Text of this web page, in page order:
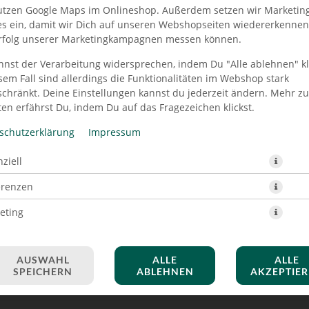
Google Maps im Onlineshop. Außerdem setzen wir
ein, damit wir Dich auf unseren Webshopseiten
unserer Marketingkampagnen messen können.
der Verarbeitung widersprechen, indem Du "Alle ablehnen"
Fall sind allerdings die Funktionalitäten im Webshop stark
Deine Einstellungen kannst du jederzeit ändern. Mehr
erfährst Du, indem Du auf das Fragezeichen klickst.
Impressum
AUSWAHL
SPEICHERN
ALLE
ABLEHNEN
ALLE
BURGER EXTRA